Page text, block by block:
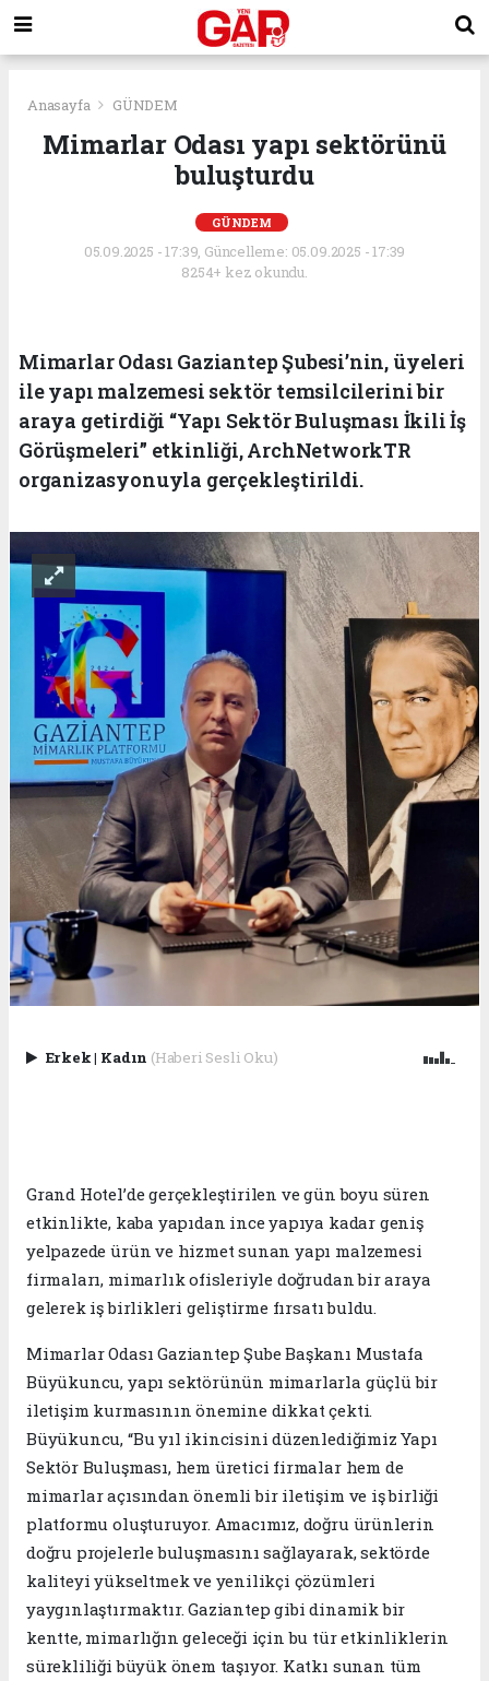
Anasayfa GÜNDEM
Mimarlar Odası yapı sektörünü
buluşturdu
GÜNDEM
05.09.2025 - 17:39, Güncelleme: 05.09.2025 - 17:39
8254+ kez okundu.
Mimarlar Odası Gaziantep Şubesi’nin, üyeleri
ile yapı malzemesi sektör temsilcilerini bir
araya getirdiği “Yapı Sektör Buluşması İkili İş
Görüşmeleri” etkinliği, ArchNetworkTR
organizasyonuyla gerçekleştirildi.
Erkek| Kadın (Haberi Sesli Oku)
Grand Hotel’de gerçekleştirilen ve gün boyu süren
etkinlikte, kaba yapıdan ince yapıya kadar geniş
yelpazede ürün ve hizmet sunan yapı malzemesi
firmaları, mimarlık ofisleriyle doğrudan bir araya
gelerek iş birlikleri geliştirme fırsatı buldu.
Mimarlar Odası Gaziantep Şube Başkanı Mustafa
Büyükuncu, yapı sektörünün mimarlarla güçlü bir
iletişim kurmasının önemine dikkat çekti.
Büyükuncu, “Bu yıl ikincisini düzenlediğimiz Yapı
Sektör Buluşması, hem üretici firmalar hem de
mimarlar açısından önemli bir iletişim ve iş birliği
platformu oluşturuyor. Amacımız, doğru ürünlerin
doğru projelerle buluşmasını sağlayarak, sektörde
kaliteyi yükseltmek ve yenilikçi çözümleri
yaygınlaştırmaktır. Gaziantep gibi dinamik bir
kentte, mimarlığın geleceği için bu tür etkinliklerin
sürekliliği büyük önem taşıyor. Katkı sunan tüm